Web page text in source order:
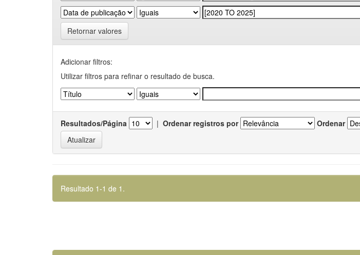
Retornar valores
Adicionar filtros:
Utilizar filtros para refinar o resultado de busca.
Resultados/Página | Ordenar registros por Ordenar
Resultado 1-1 de 1.